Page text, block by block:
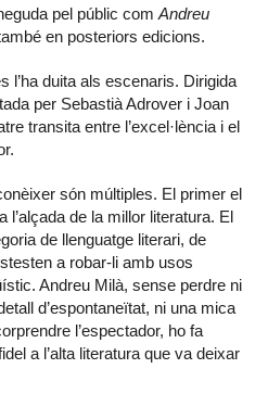
pel públic comAndreu
en posteriors edicions.
l’ha duita als escenaris. Dirigida
per Sebastià Adrover i Joan
transita entre l’excel·lència i el
són múltiples. El primer el
de la millor literatura. El
de llenguatge literari, de
a robar-li amb usos
Andreu Milà, sense perdre ni
d’espontaneïtat, ni una mica
l’espectador, ho fa
a l’alta literatura que va deixar